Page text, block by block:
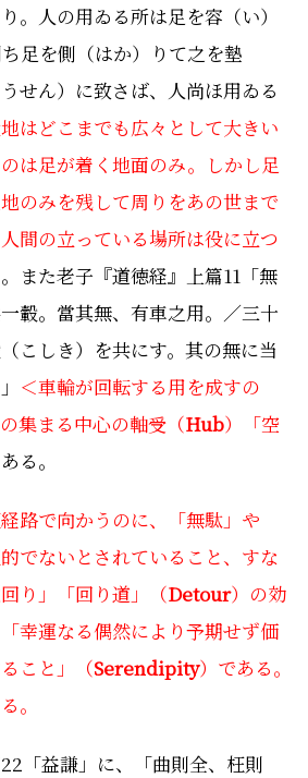
。人の用ゐる所は足を容（い）
足を側（はか）りて之を墊
せん）に致さば、人尚ほ用ゐる
はどこまでも広々として大きい
は足が着く地面のみ。しかし足
のみを残して周りをあの世まで
間の立っている場所は役に立つ
また老子『道徳経』上篇11「無
轂。 當其無、有車之用。／三十
こしき）を共にす。其の無に当
＜車輪が回転する用を成すの
集まる中心の軸受（Hub）「空
る。
路で向かうのに、「無駄」や
でないとされていること、すな
り」「回り道」（Detour）の効
幸運なる偶然により予期せず価
こと」（Serendipity）である。
。
「益謙」に、「曲則全、枉則